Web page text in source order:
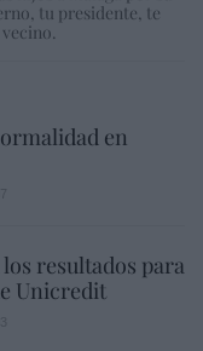
tu presidente, te
en
resultados para
Unicredit